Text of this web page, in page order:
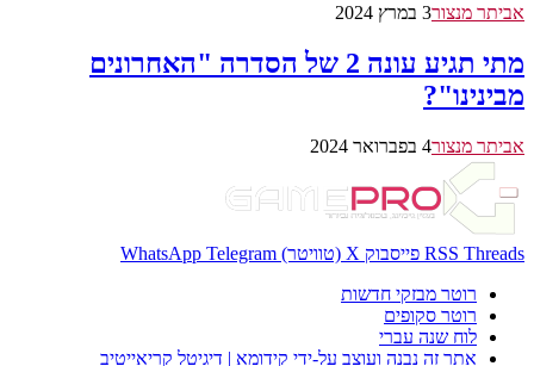
אביתר מנצור3 במרץ 2024
מתי תגיע עונה 2 של הסדרה "האחרונים
מבינינו"?
אביתר מנצור4 בפברואר 2024
RSS Threads פייסבוק X (טוויטר) WhatsApp Telegram
רוטר מבזקי חדשות
רוטר סקופים
לוח שנה עברי
אתר זה נבנה ועוצב על-ידי קידומא | דיגיטל קריאייטיב